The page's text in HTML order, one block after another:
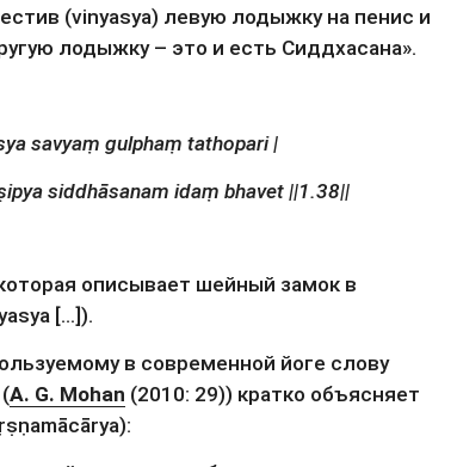
(vinyasya) левую лодыжку на пенис и
лодыжку – это и есть Сиддхасана».
savyaṃ gulphaṃ tathopari |
siddhāsanam idaṃ bhavet ||1.38||
описывает шейный замок в
[…]).
в современной йоге слову
A. G. Mohan (2010: 29)) кратко объясняет